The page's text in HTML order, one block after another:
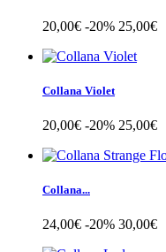
20,00€ -20% 25,00€
Collana Violet
20,00€ -20% 25,00€
Collana...
24,00€ -20% 30,00€